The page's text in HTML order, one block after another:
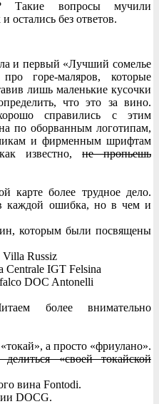
Такие вопросы мучили
остались без ответов.
и первый «Лучший сомелье
горе-маляров, которые
лишь маленькие кусочки
что это за вино.
справились с этим
по оборванным логотипам,
и фирменным шрифтам
известно,не пропьешь
карте более трудное дело.
каждой ошибка, но в чем и
которым были посвящены
Russiz
Centrale IGT Felsina
DOC Antonelli
более внимательно
а просто «фриулано».
«своей токайской
вина Fontodi.
DOCG.